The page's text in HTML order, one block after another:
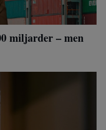
miljarder – men